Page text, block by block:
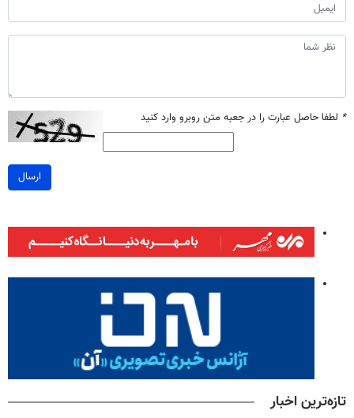
* لطفا حاصل عبارت را در جعبه متن روبرو وارد کنید
ارسال
تازه‌ترین اخبار